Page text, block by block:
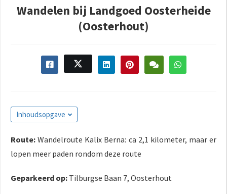
Wandelen bij Landgoed Oosterheide
(Oosterhout)
Inhoudsopgave
Route: Wandelroute Kalix Berna: ca 2,1 kilometer, maar er
lopen meer paden rondom deze route
Geparkeerd op: Tilburgse Baan 7, Oosterhout